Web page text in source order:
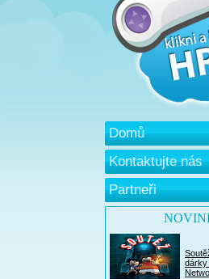
Domů
Kontaktujte nás
Partneři
dárky